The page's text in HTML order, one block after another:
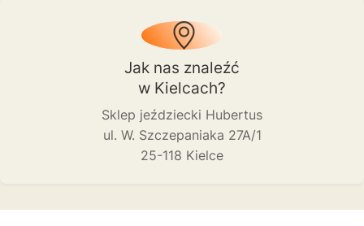
Jak nas znaleźć
w Kielcach?
Sklep jeździecki Hubertus
ul. W. Szczepaniaka 27A/1
25-118 Kielce